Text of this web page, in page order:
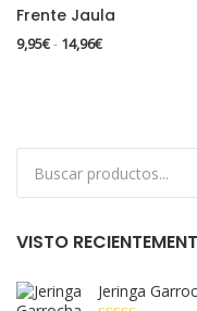
Frente Jaula
9,95€- 14,96€Rango de
VISTO
Jeringa